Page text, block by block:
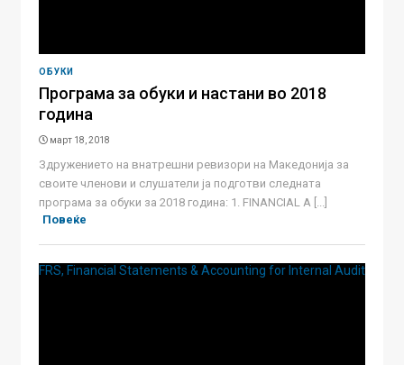
ОБУКИ
Програма за обуки и настани во 2018
година
март 18, 2018
Здружението на внатрешни ревизори на Македонија за
своите членови и слушатели ја подготви следната
програма за обуки за 2018 година: 1. FINANCIAL A [...]
Повеќе